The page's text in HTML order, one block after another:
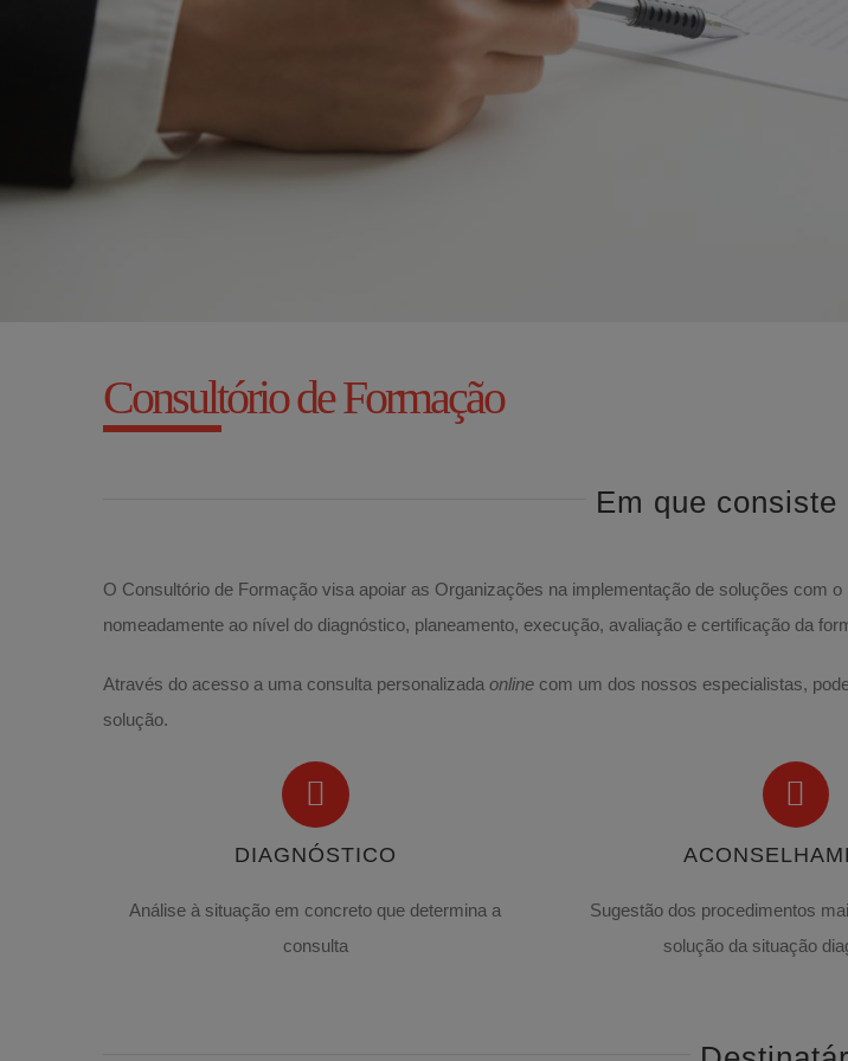
Consultório de Formação
Em que
O Consultório de Formação visa apoiar as Organizações na implementação de soluções com
nomeadamente ao nível do diagnóstico, planeamento, execução, avaliação e certificação da
Através do acesso a uma consulta personalizada onlinecom um dos nossos especialistas,
solução.
DIAGNÓSTICO
Análise à situação em concreto que determina a
consulta
Sugestão dos procedimentos
solução da situação